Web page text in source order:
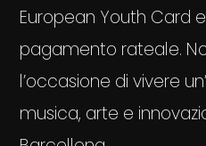
European Youth Card
pagamento rateale.
l’occasione di vivere
musica, arte e